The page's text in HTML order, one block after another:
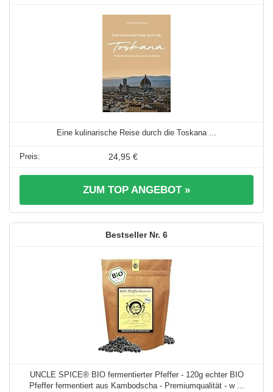
Eine kulinarische Reise durch die Toskana ...
24,95 €
ZUM TOP ANGEBOT »
6
UNCLE SPICE® BIO fermentierter Pfeffer - 120g echter BIO
Pfeffer fermentiert aus Kambodscha - Premiumqualität - w ...